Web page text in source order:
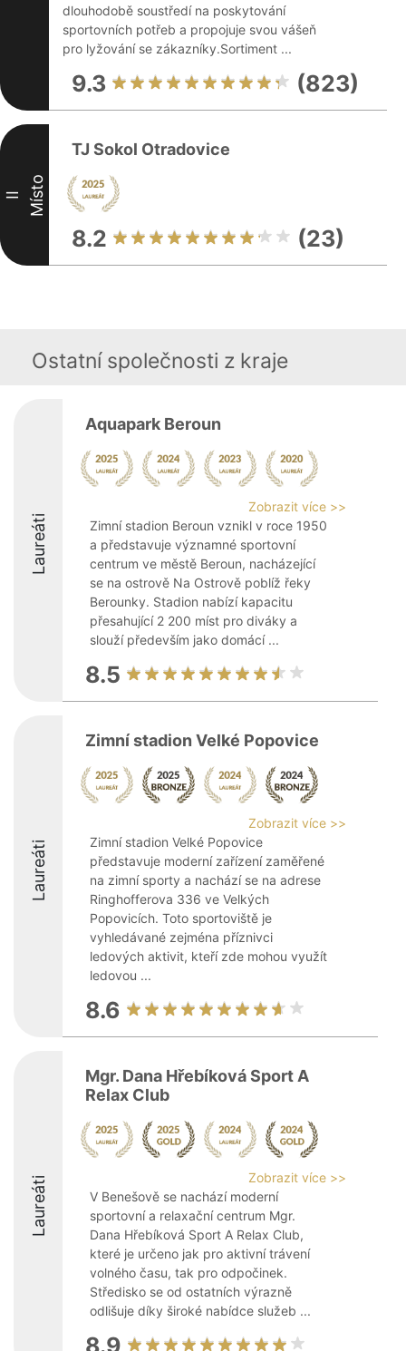
dlouhodobě soustředí na poskytování
sportovních potřeb a propojuje svou vášeň
pro lyžování se zákazníky.Sortiment ...
9.3 (823)
II Místo
TJ Sokol Otradovice
8.2 (23)
Ostatní společnosti z kraje
Laureáti
Aquapark Beroun
Zobrazit více >>
Zimní stadion Beroun vznikl v roce 1950
a představuje významné sportovní
centrum ve městě Beroun, nacházející
se na ostrově Na Ostrově poblíž řeky
Berounky. Stadion nabízí kapacitu
přesahující 2 200 míst pro diváky a
slouží především jako domácí ...
8.5
Laureáti
Zimní stadion Velké Popovice
Zobrazit více >>
Zimní stadion Velké Popovice
představuje moderní zařízení zaměřené
na zimní sporty a nachází se na adrese
Ringhofferova 336 ve Velkých
Popovicích. Toto sportoviště je
vyhledávané zejména příznivci
ledových aktivit, kteří zde mohou využít
ledovou ...
8.6
Laureáti
Mgr. Dana Hřebíková Sport A
Relax Club
Zobrazit více >>
V Benešově se nachází moderní
sportovní a relaxační centrum Mgr.
Dana Hřebíková Sport A Relax Club,
které je určeno jak pro aktivní trávení
volného času, tak pro odpočinek.
Středisko se od ostatních výrazně
odlišuje díky široké nabídce služeb ...
8.9